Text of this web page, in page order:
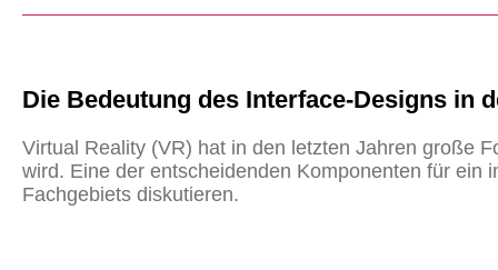
Die Bedeutung des Interface-Designs in
Virtual Reality (VR) hat in den letzten Jahren große
wird. Eine der entscheidenden Komponenten für ein
Fachgebiets diskutieren.